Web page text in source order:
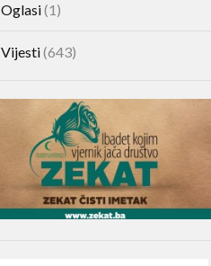
Oglasi(1)
Vijesti(643)